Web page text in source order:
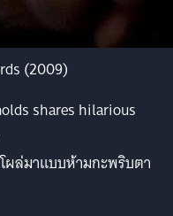
(2009)
ผล่มาแบบห้ามกะพริบตา